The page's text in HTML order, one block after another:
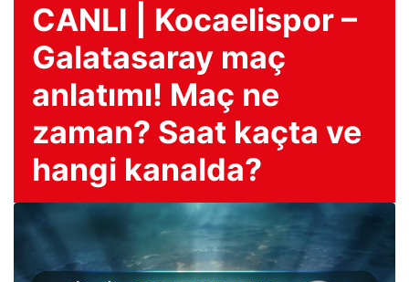
CANLI | Kocaelispor –
Galatasaray maç
anlatımı! Maç ne
zaman? Saat kaçta ve
hangi kanalda?